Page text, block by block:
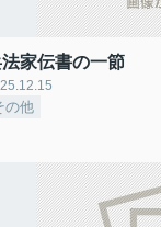
家伝書の一節
の他